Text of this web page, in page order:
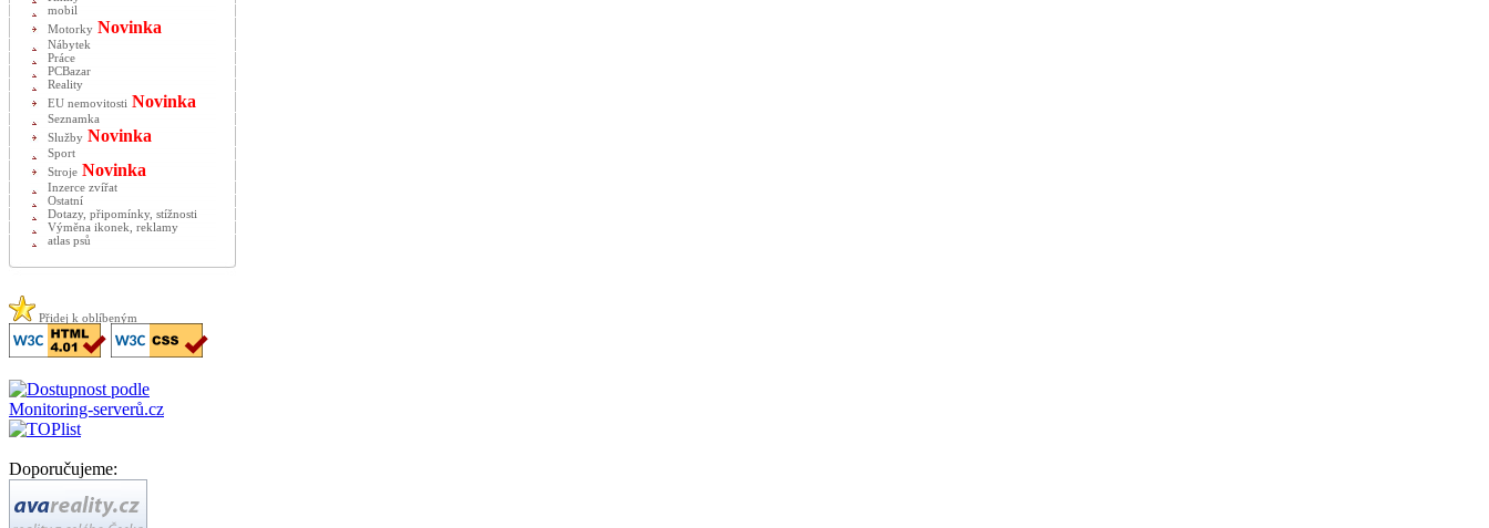
mobil
Motorky Novinka
Nábytek
Práce
PCBazar
Reality
EU nemovitosti Novinka
Seznamka
Služby Novinka
Sport
Stroje Novinka
Inzerce zvířat
Ostatní
Dotazy, připomínky, stížnosti
Výměna ikonek, reklamy
atlas psů
Přidej k oblíbeným
Doporučujeme: